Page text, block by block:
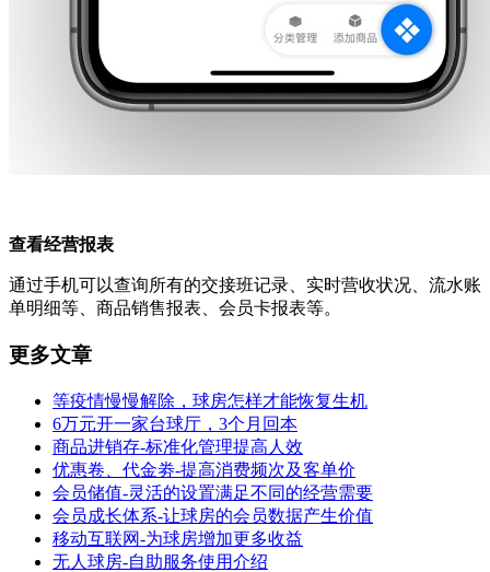
查看经营报表
通过手机可以查询所有的交接班记录、实时营收状况、流水账
单明细等、商品销售报表、会员卡报表等。
更多文章
等疫情慢慢解除，球房怎样才能恢复生机
6万元开一家台球厅，3个月回本
商品进销存-标准化管理提高人效
优惠卷、代金劵-提高消费频次及客单价
会员储值-灵活的设置满足不同的经营需要
会员成长体系-让球房的会员数据产生价值
移动互联网-为球房增加更多收益
无人球房-自助服务使用介绍